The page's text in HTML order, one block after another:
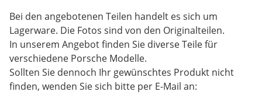
Bei den angebotenen Teilen handelt es sich um
Lagerware. Die Fotos sind von den Originalteilen.
In unserem Angebot finden Sie diverse Teile für
verschiedene Porsche Modelle.
Sollten Sie dennoch Ihr gewünschtes Produkt nicht
finden, wenden Sie sich bitte per E-Mail an: